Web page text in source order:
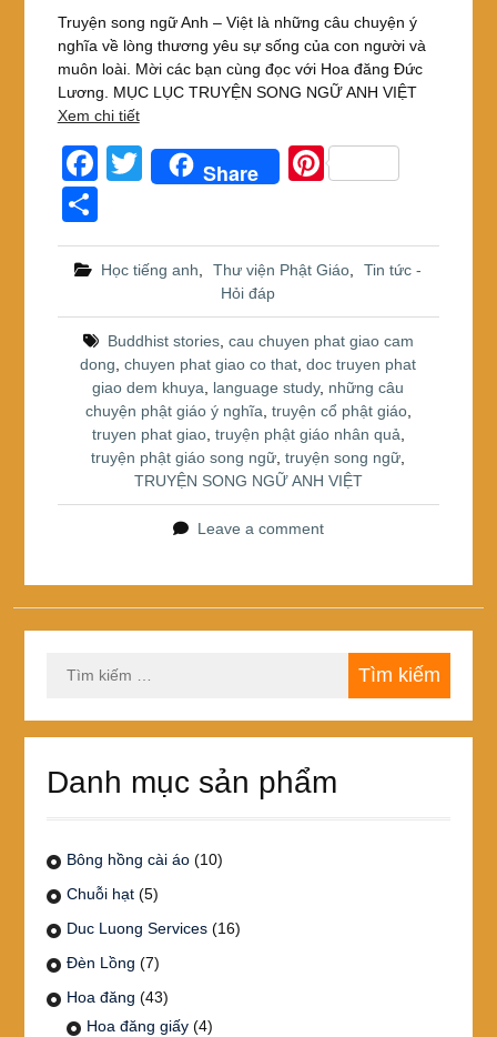
Truyện song ngữ Anh – Việt là những câu chuyện ý
nghĩa về lòng thương yêu sự sống của con người và
muôn loài. Mời các bạn cùng đọc với Hoa đăng Đức
Lương. MỤC LỤC TRUYỆN SONG NGỮ ANH VIỆT
Xem chi tiết
F
a
c
e
o
o
k
T
er
Share
Pi
e
h
ar
e
Học tiếng anh Thư viện Phật Giáo
Tin tức -
Hỏi đáp
Buddhist stories, cau chuyen phat giao cam
dong ,chuyen phat giao co that ,doc truyen phat
giao dem khuya
language study, những câu
chuyện phật giáo ý nghĩa truyện cổ phật giáo,
truyen phat giao, truyện phật giáo nhân quả
truyện phật giáo song ngữ ,truyện song ngữ
TRUYỆN SONG NGỮ ANH VIỆT
Leave a comment
kiếm
Danh mục sản phẩm
Bông hồng cài áo (10)
Chuỗi hạt (5)
Duc Luong Services (16)
Đèn Lồng (7)
Hoa đăng (43)
Hoa đăng giấy (4)